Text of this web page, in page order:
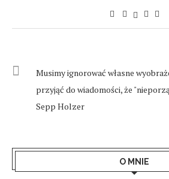
Musimy ignorować własne
przyjąć do wiadomości, że
Sepp Holzer
O MNIE